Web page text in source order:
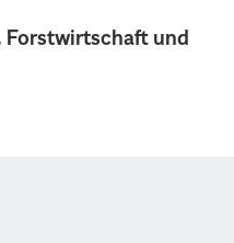
Forstwirtschaft und